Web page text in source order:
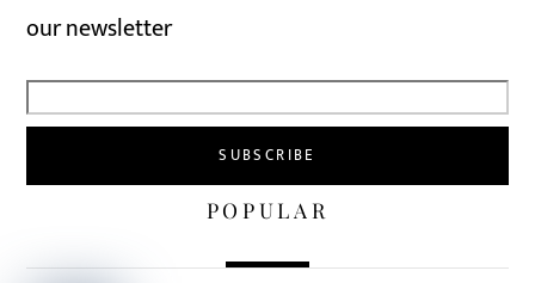
our newsletter
POPULAR